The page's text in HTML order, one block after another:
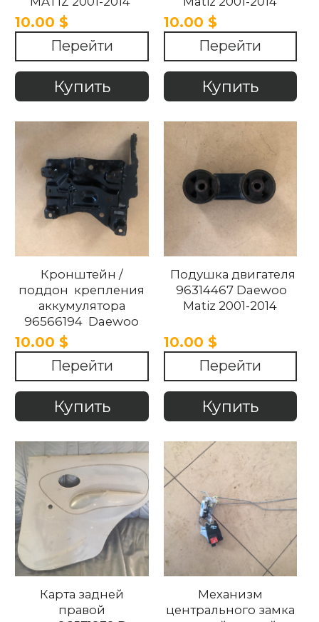
10.00 $
Перейти
Купить
10.00 $
Перейти
Купить
Кронштейн /
поддон крепления
аккумулятора
96566194 Daewoo
Matiz 2001-2014.
10.00 $
Перейти
Купить
Подушка двигателя
96314467 Daewoo
Matiz 2001-2014
10.00 $
Перейти
Купить
Карта задней
правой
Механизм
центрального замка